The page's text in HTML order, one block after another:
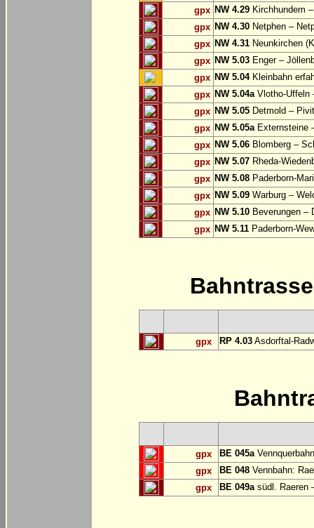
gpx NW 4.29 Kirchhundem
gpx NW 4.30 Netphen –
gpx NW 4.31 Neunkirchen
gpx NW 5.03 Enger –
gpx NW 5.04Kleinbahn
gpx NW 5.04aVlotho-Uffeln
gpx NW 5.05 Detmold –
gpx NW 5.05aExternsteine
gpx NW 5.06 Blomberg –
gpx NW 5.07 Rheda-
gpx NW 5.08 Paderborn-
gpx NW 5.09 Warburg –
gpx NW 5.10 Beverungen –
gpx NW 5.11 Paderborn-
gpx RP 4.03 Asdorftal-
gpx BE 045a
gpx
BE 048 Vennbahn:
gpx
BE 049asüdl. Raeren